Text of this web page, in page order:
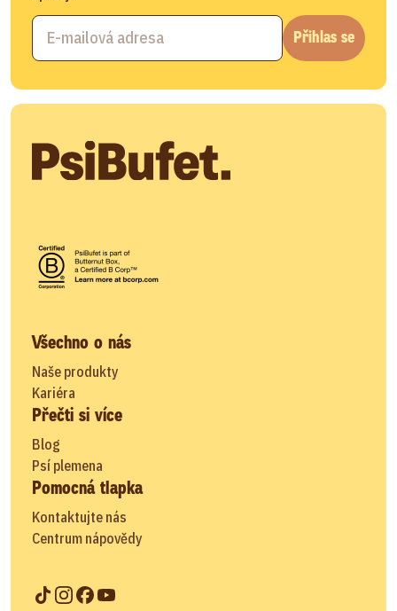
Přihlas se
Všechno o nás
Naše produkty
Kariéra
Přečti si více
Blog
Psí plemena
Pomocná tlapka
Kontaktujte nás
Centrum nápovědy